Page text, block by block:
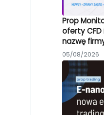
Prop
oferty CFD
nazwę
05/08/2026